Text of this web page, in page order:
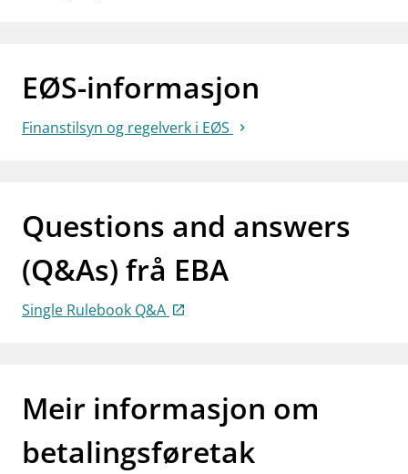
EØS-informasjon
Finanstilsyn og regelverk i EØS
Questions and answers
(Q&As) frå EBA
Single Rulebook Q&A
Meir informasjon om
betalingsføretak